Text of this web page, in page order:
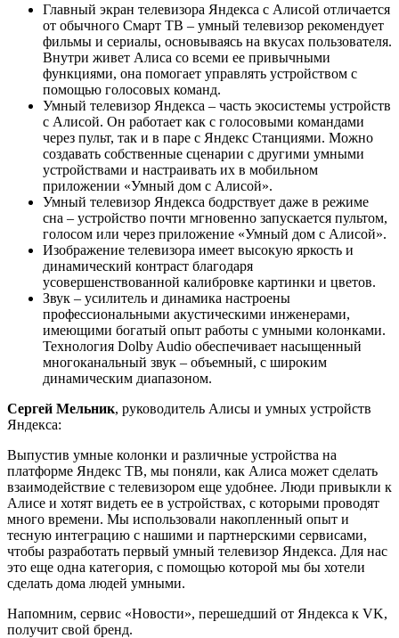
Главный экран телевизора Яндекса с Алисой отличается
от обычного Смарт ТВ – умный телевизор рекомендует
фильмы и сериалы, основываясь на вкусах пользователя.
Внутри живет Алиса со всеми ее привычными
функциями, она помогает управлять устройством с
помощью голосовых команд.
Умный телевизор Яндекса – часть экосистемы устройств
с Алисой. Он работает как с голосовыми командами
через пульт, так и в паре с Яндекс Станциями. Можно
создавать собственные сценарии с другими умными
устройствами и настраивать их в мобильном
приложении «Умный дом с Алисой».
Умный телевизор Яндекса бодрствует даже в режиме
сна – устройство почти мгновенно запускается пультом,
голосом или через приложение «Умный дом с Алисой».
Изображение телевизора имеет высокую яркость и
динамический контраст благодаря
усовершенствованной калибровке картинки и цветов.
Звук – усилитель и динамика настроены
профессиональными акустическими инженерами,
имеющими богатый опыт работы с умными колонками.
Технология Dolby Audio обеспечивает насыщенный
многоканальный звук – объемный, с широким
динамическим диапазоном.
Сергей Мельник, руководитель Алисы и умных устройств
Яндекса:
Выпустив умные колонки и различные устройства на
платформе Яндекс ТВ, мы поняли, как Алиса может сделать
взаимодействие с телевизором еще удобнее. Люди привыкли к
Алисе и хотят видеть ее в устройствах, с которыми проводят
много времени. Мы использовали накопленный опыт и
тесную интеграцию с нашими и партнерскими сервисами,
чтобы разработать первый умный телевизор Яндекса. Для нас
это еще одна категория, с помощью которой мы бы хотели
сделать дома людей умными.
Напомним, сервис «Новости», перешедший от Яндекса к VK,
получит свой бренд.